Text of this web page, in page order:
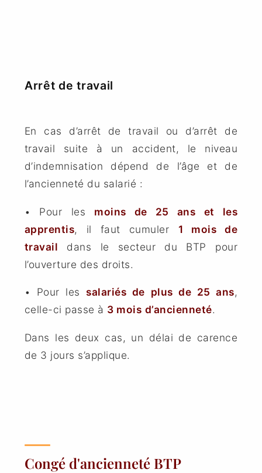
Arrêt de travail
En cas d’arrêt de travail ou d’arrêt de
travail suite à un accident, le niveau
d’indemnisation dépend de l’âge et de
l’ancienneté du salarié :
• Pour les moins de 25 ans et les
apprentis, il faut cumuler 1 mois de
travail dans le secteur du BTP pour
l’ouverture des droits.
• Pour lessalariés de plus de 25 ans,
celle-ci passe à 3 mois d’ancienneté.
Dans les deux cas, un délai de carence
de 3 jours s’applique.
Congé d'ancienneté BTP